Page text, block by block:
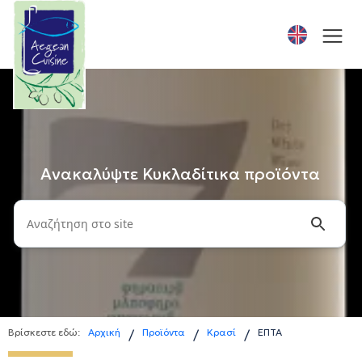
Ανακαλύψτε Κυκλαδίτικα προϊόντα
Βρίσκεστε εδώ: Αρχική / Προϊόντα / Κρασί / ΕΠΤΑ